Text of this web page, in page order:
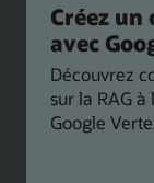
AI
Database
Créez
avec
Découvrez
sur la RAG
Google